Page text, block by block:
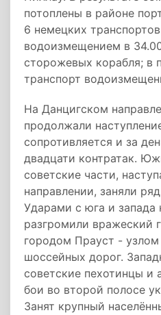
потоплены в районе
6 немецких
водоизмещением в
сторожевых корабля; в
транспорт
На Данцигском
продолжали
сопротивляется и за
двадцати контратак.
советские части,
направлении, заняли
Ударами с юга и запада
разгромили вражеский
городом Прауст -
шоссейных дорог.
советские пехотинцы и
бои во второй полосе
Занят крупный